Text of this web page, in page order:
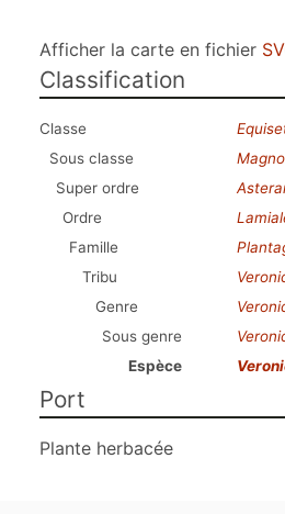
Afficher la carte en fichier
Classification
Classe
Sous classe
Super ordre
Ordre
Famille
Tribu
Genre
Sous genre
Espèce
Port
Plante herbacée